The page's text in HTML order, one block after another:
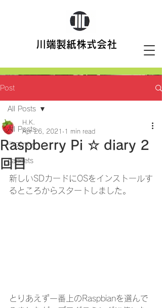
川端製紙株式会社
Post
All Posts
ラズパイ
gadgets
All Posts
Raspberry Pi ☆ diary 2
回目
H.K.
Apr 26, 2021
1 min read
新しいSDカードにOSをインストールす
るところからスタートしました。
とりあえず一番上のRaspbianを選んで